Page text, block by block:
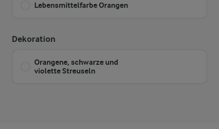
Lebensmittelfarbe Orangen
Dekoration
Orangene, schwarze und
violette Streuseln